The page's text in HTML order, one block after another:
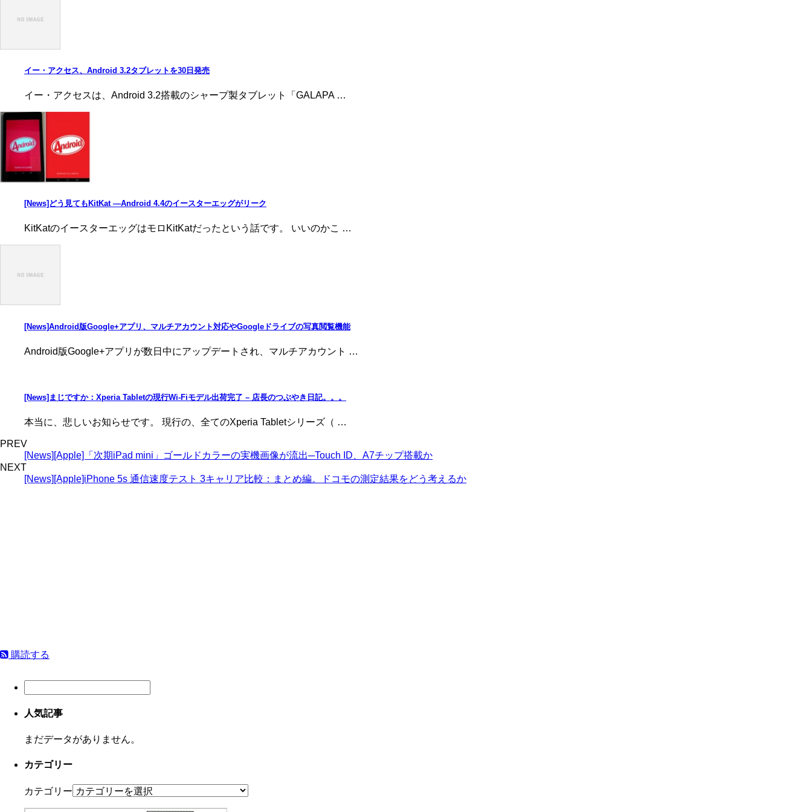
イー・アクセス、Android 3.2タブレットを30日発売
イー・アクセスは、Android 3.2搭載のシャープ製タブレット「GALAPA …
[News]どう見てもKitKat ―Android 4.4のイースターエッグがリーク
KitKatのイースターエッグはモロKitKatだったという話です。 いいのかこ …
[News]Android版Google+アプリ、マルチアカウント対応やGoogleドライブの写真閲覧機能
Android版Google+アプリが数日中にアップデートされ、マルチアカウント …
[News]まじですか：Xperia Tabletの現行Wi-Fiモデル出荷完了 – 店長のつぶやき日記。。。
本当に、悲しいお知らせです。 現行の、全てのXperia Tabletシリーズ（ …
PREV
[News][Apple]「次期iPad mini」ゴールドカラーの実機画像が流出─Touch ID、A7チップ搭載か
NEXT
[News][Apple]​iPhone 5s 通信速度テスト 3キャリア比較：まとめ編。ドコモの測定結果をどう考えるか
購読する
人気記事
まだデータがありません。
カテゴリー
カテゴリー